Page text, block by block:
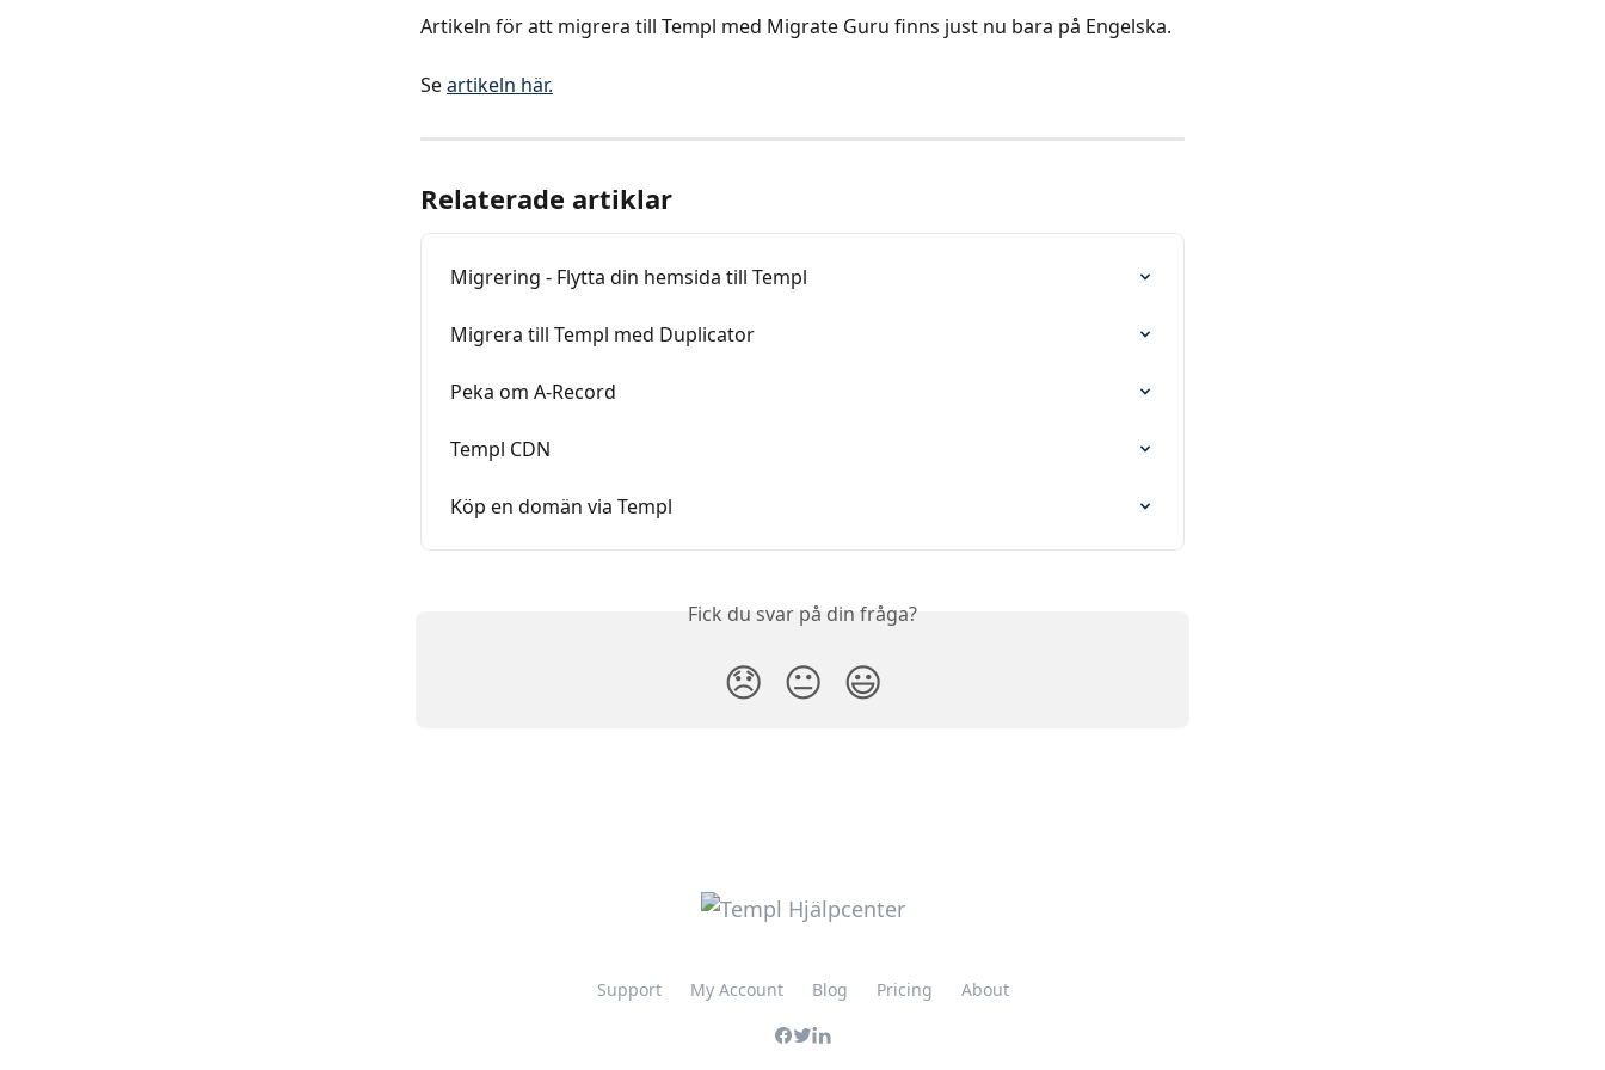
Artikeln för att migrera till Templ med Migrate Guru finns just nu bara på Engelska.
Se artikeln här.
Relaterade artiklar
Migrering - Flytta din hemsida till Templ
Migrera till Templ med Duplicator
Peka om A-Record
Templ CDN
Köp en domän via Templ
Fick du svar på din fråga?
😞 😐 😃
Support My Account Blog Pricing About